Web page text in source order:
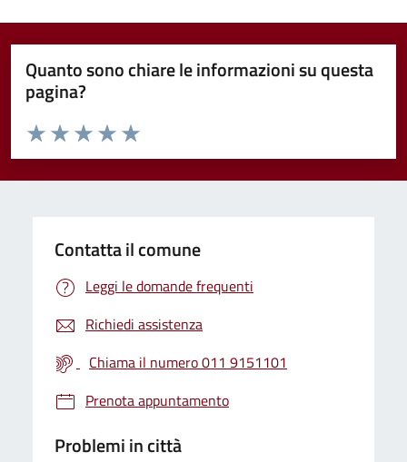
Quanto sono chiare le informazioni su questa
pagina?
Valuta da 1 a 5 stelle la pagina
Valuta 5 stelle su 5
Valuta 4 stelle su 5
Valuta 3 stelle su 5
Valuta 2 stelle su 5
Valuta 1 stelle su 5
Contatta il comune
Leggi le domande frequenti
Richiedi assistenza
Chiama il numero 011 9151101
Prenota appuntamento
Problemi in città